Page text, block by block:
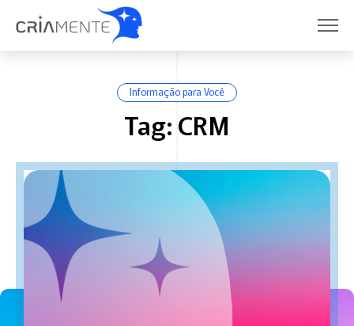
Informação para Você
Tag: CRM